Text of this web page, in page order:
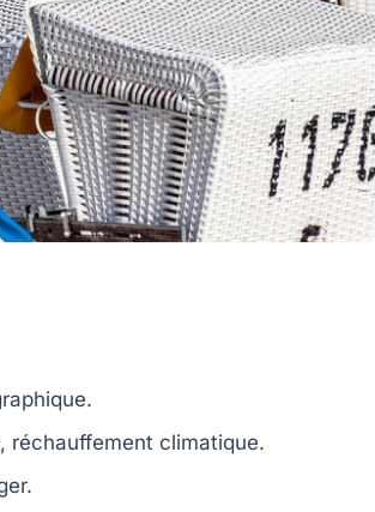
, réchauffement climatique.